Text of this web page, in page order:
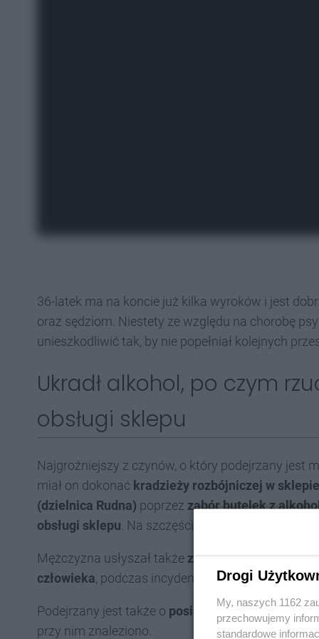
36-latek ma na koncie już kilka wyroków i jest
oraz sędziom. Niestety ze względu na chorobę
unieszkodliwić tak, by nie popełniał kolejnych
Ukradł alkohol, po czym
obsługi sklepu
Najgroźniejszy z czynów, o który podejrzany jest
miał on dokonać kradzieży rozbójniczej w
(dzielnica Rudna) poprzez zabór butelek z
obsługi sklepu . Na szczęście obyło się bez
Mężczyzna usłyszał także zarzut kierowania
człowieka , podczas incydentu w innym miejscu.
Podejrzany jest także o posiadanie
przy nim znaleziono.
Drogi
My, naszych 1162
przechowujemy
standardowe